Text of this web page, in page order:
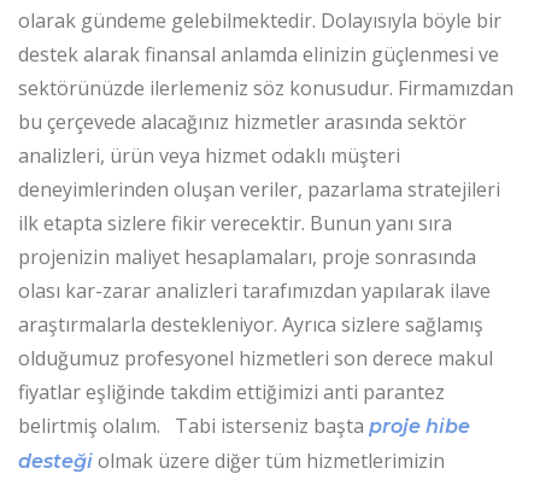
olarak gündeme gelebilmektedir. Dolayısıyla böyle bir
destek alarak finansal anlamda elinizin güçlenmesi ve
sektörünüzde ilerlemeniz söz konusudur. Firmamızdan
bu çerçevede alacağınız hizmetler arasında sektör
analizleri, ürün veya hizmet odaklı müşteri
deneyimlerinden oluşan veriler, pazarlama stratejileri
ilk etapta sizlere fikir verecektir. Bunun yanı sıra
projenizin maliyet hesaplamaları, proje sonrasında
olası kar-zarar analizleri tarafımızdan yapılarak ilave
araştırmalarla destekleniyor. Ayrıca sizlere sağlamış
olduğumuz profesyonel hizmetleri son derece makul
fiyatlar eşliğinde takdim ettiğimizi anti parantez
belirtmiş olalım. Tabi isterseniz başta proje hibe
desteği olmak üzere diğer tüm hizmetlerimizin